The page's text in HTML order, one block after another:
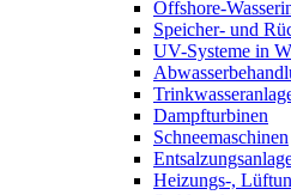
Offshore-
Speicher- und
UV-Systeme in
Dampfturbinen
Schneemaschinen
Heizungs-,